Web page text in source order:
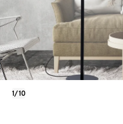
1/10